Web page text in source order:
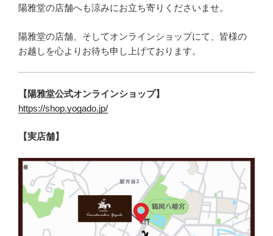
陽雅堂の店舗へも涼みにお立ち寄りくださいませ。
陽雅堂の店舗、そしてオンラインショップにて、皆様の
お越しを心よりお待ち申し上げております。
【陽雅堂公式オンラインショップ】
https://shop.yogado.jp/
【実店舗】